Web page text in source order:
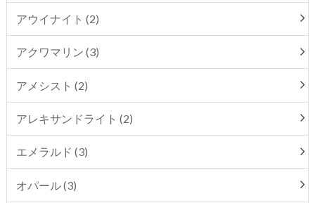
アウイナイト (2)
アクワマリン (3)
アメシスト (2)
アレキサンドライト (2)
エメラルド (3)
オパール (3)